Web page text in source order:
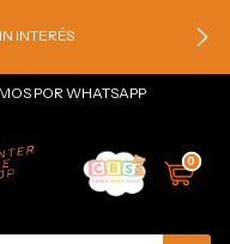
INTERÉS
POR WHATSAPP
0